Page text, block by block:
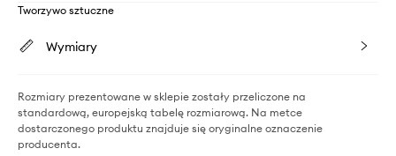
Tworzywo sztuczne
Wymiary
Rozmiary prezentowane w sklepie zostały przeliczone na
standardową, europejską tabelę rozmiarową. Na metce
dostarczonego produktu znajduje się oryginalne oznaczenie
producenta.